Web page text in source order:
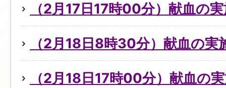
（2月17日17時00分）献血の
（2月18日8時30分）献血の実
（2月18日17時00分）献血の